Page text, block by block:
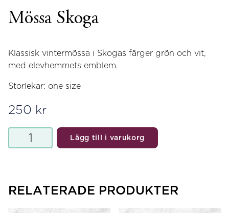
Mössa Skoga
Klassisk vintermössa i Skogas färger grön och vit,
med elevhemmets emblem.
Storlekar: one size
250 kr
Mössa
Skoga
Lägg till i varukorg
RELATERADE PRODUKTER